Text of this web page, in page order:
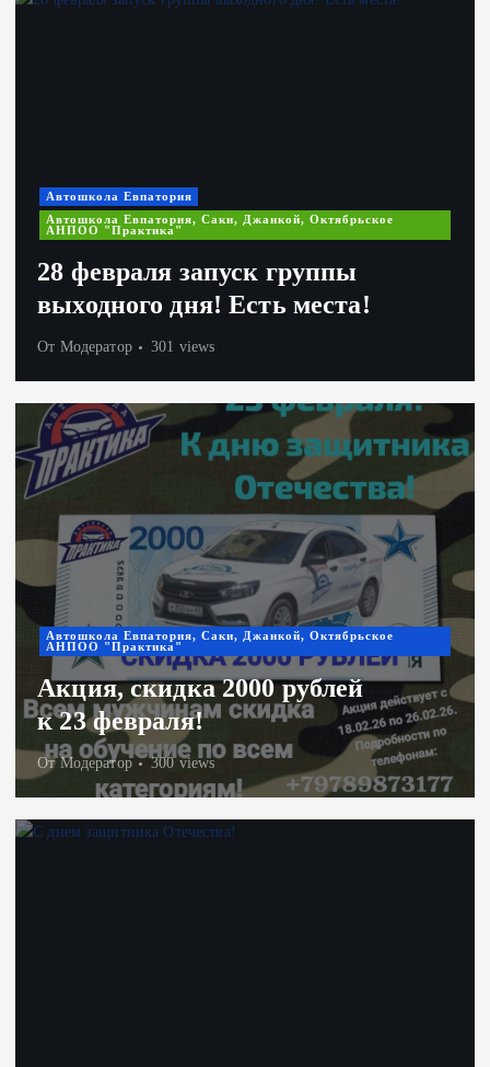
Автошкола Евпатория
Автошкола Евпатория, Саки, Джанкой, Октябрьское
АНПОО "Практика"
28 февраля запуск группы
выходного дня! Есть места!
От Модератор 301 views
Автошкола Евпатория, Саки, Джанкой, Октябрьское
АНПОО "Практика"
Акция, скидка 2000 рублей
к 23 февраля!
ОтМодератор 300 views